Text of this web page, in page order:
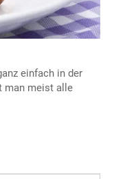
einfach in der
man meist alle